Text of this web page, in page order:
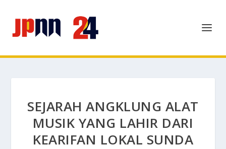
SEJARAH ANGKLUNG ALAT
MUSIK YANG LAHIR DARI
KEARIFAN LOKAL SUNDA